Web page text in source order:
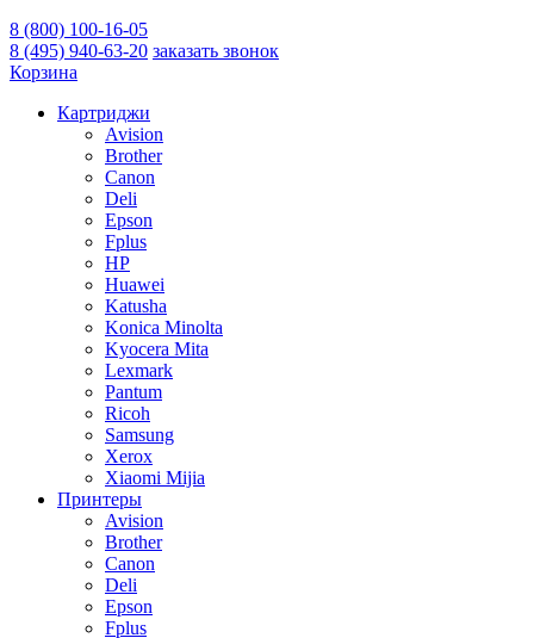
8 (800) 100-16-05
8 (495) 940-63-20 заказать звонок
Корзина
Картриджи
Avision
Brother
Canon
Deli
Epson
Fplus
HP
Huawei
Katusha
Konica Minolta
Kyocera Mita
Lexmark
Pantum
Ricoh
Samsung
Xerox
Xiaomi Mijia
Принтеры
Avision
Brother
Canon
Deli
Epson
Fplus